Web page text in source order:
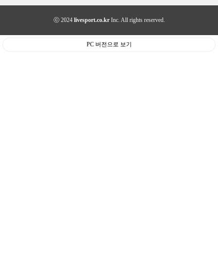
ⓒ 2024 livesport.co.krInc. All rights reserved.
PC 버전으로 보기